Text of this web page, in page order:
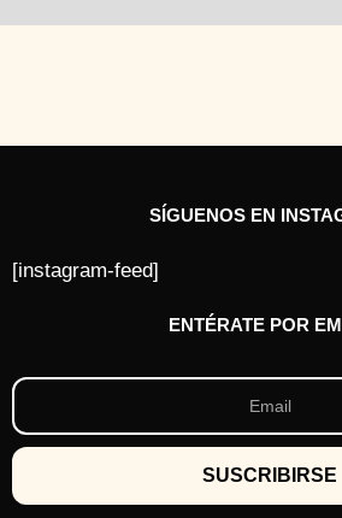
SÍGUENOS EN
[instagram-feed]
ENTÉRATE POR